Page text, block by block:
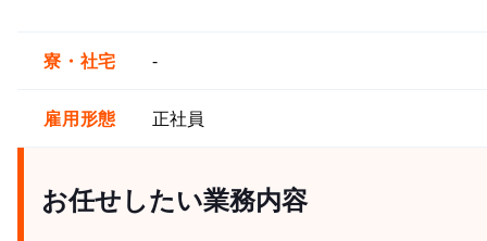
寮・社宅 -
雇用形態 正社員
お任せしたい業務内容